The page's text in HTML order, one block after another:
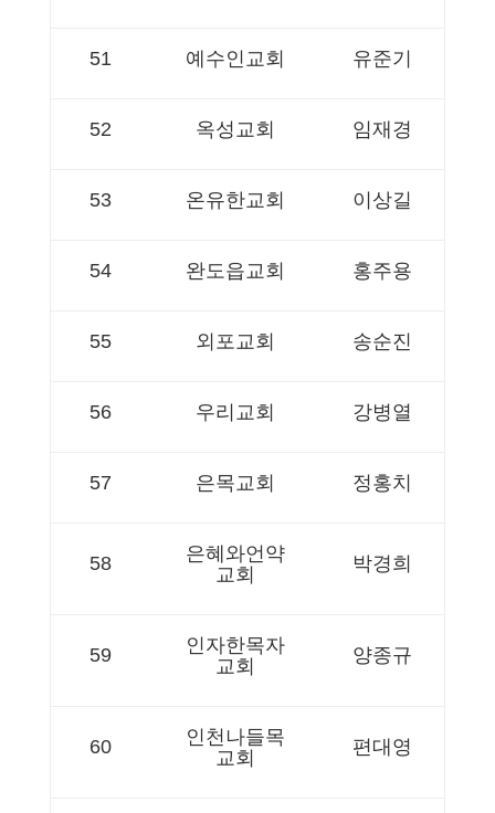
51 예수인교회 유준기
52 옥성교회 임재경
53 온유한교회 이상길
54 완도읍교회 홍주용
55 외포교회 송순진
56 우리교회 강병열
57 은목교회 정홍치
58
은혜와언약
교회
박경희
59
인자한목자
교회
양종규
60
인천나들목
교회
편대영